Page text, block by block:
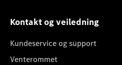
Kontakt og veiledning
Kundeservice og support
Venterommet